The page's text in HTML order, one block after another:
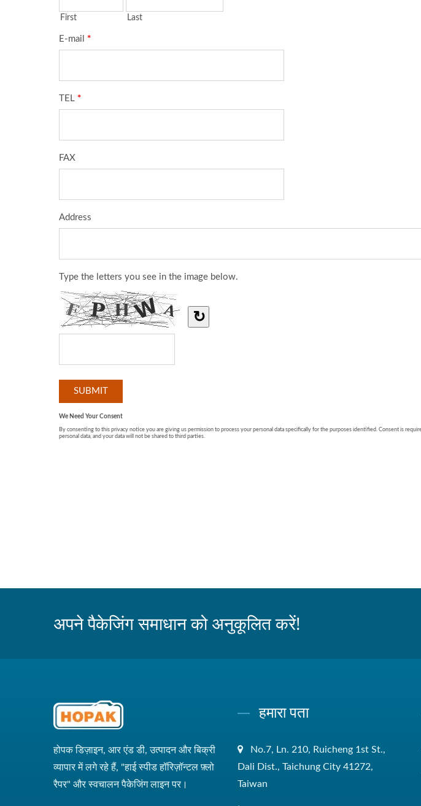
अपने पैकेजिंग समाधान को अनुकूलित करें!
होपक डिज़ाइन, आर एंड डी, उत्पादन और बिक्री
व्यापार में लगे रहे हैं, "हाई स्पीड हॉरिज़ॉन्टल फ़्लो
रैपर" और स्वचालन पैकेजिंग लाइन पर।
हमारा पता
No.7, Ln. 210, Ruicheng 1st St.,
Dali Dist., Taichung City 41272,
Taiwan